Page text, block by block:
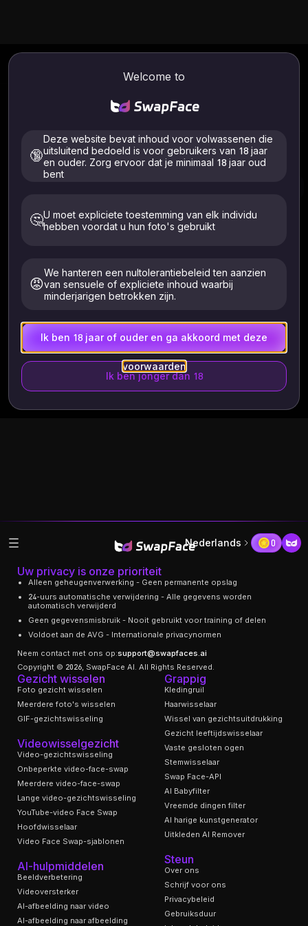
Welcome to
🔞
Deze website bevat inhoud voor volwassenen die
uitsluitend bedoeld is voor gebruikers van 18 jaar
en ouder. Zorg ervoor dat je minimaal 18 jaar oud
bent
🤔U moet expliciete toestemming van elk individu
hebben voordat u hun foto's gebruikt
😡
We hanteren een nultolerantiebeleid ten aanzien
van sensuele of expliciete inhoud waarbij
minderjarigen betrokken zijn.
Ik ben 18 jaar of ouder en ga akkoord met deze
voorwaarden
Ik ben jonger dan 18
Accountinstellingen
E-mailadres
Nederlands 0
Uw privacy is onze prioriteit
Alleen geheugenverwerking - Geen permanente opslag
24-uurs automatische verwijdering - Alle gegevens worden
automatisch verwijderd
Geen gegevensmisbruik - Nooit gebruikt voor training of delen
Voldoet aan de AVG - Internationale privacynormen
Neem contact met ons op:support@swapfaces.ai
Copyright © 2026, SwapFace AI. All Rights Reserved.
Gezicht wisselen
Foto gezicht wisselen
Meerdere foto's wisselen
GIF-gezichtswisseling
Videowisselgezicht
Video-gezichtswisseling
Onbeperkte video-face-swap
Meerdere video-face-swap
Lange video-gezichtswisseling
YouTube-video Face Swap
Hoofdwisselaar
Video Face Swap-sjablonen
AI-hulpmiddelen
Beeldverbetering
Videoversterker
AI-afbeelding naar video
AI-afbeelding naar afbeelding
Grappig
Kledingruil
Haarwisselaar
Wissel van gezichtsuitdrukking
Gezicht leeftijdswisselaar
Vaste gesloten ogen
Stemwisselaar
Swap Face-API
AI Babyfilter
Vreemde dingen filter
AI harige kunstgenerator
Uitkleden AI Remover
Steun
Over ons
Schrijf voor ons
Privacybeleid
Gebruiksduur